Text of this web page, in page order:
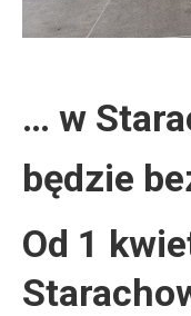
… w
będzie
Od 1